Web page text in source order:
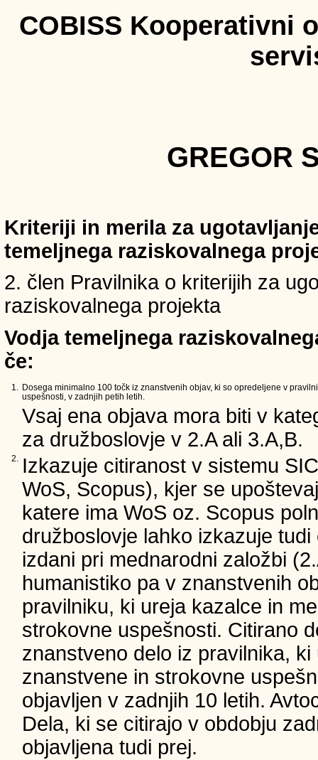
COBISS Kooperativni
GREGOR
Kriteriji in merila za
temeljnega raziskovalnega
2. člen Pravilnika o kriterijih za
raziskovalnega projekta
Vodja temeljnega
če:
1. Dosega minimalno 100 točk iz znanstvenih objav, ki so opredeljene v
uspešnosti, v zadnjih petih letih.
Vsaj ena objava mora biti v
za družboslovje v 2.A ali 3.A,B.
2. Izkazuje citiranost v sistemu
WoS, Scopus), kjer se
katere ima WoS oz. Scopus
družboslovje lahko izkazuje
izdani pri mednarodni založbi
humanistiko pa v znanstvenih
pravilniku, ki ureja kazalce in
strokovne uspešnosti. Citirano
znanstveno delo iz pravilnika,
znanstvene in strokovne
objavljen v zadnjih 10 letih.
Dela, ki se citirajo v obdobju
objavljena tudi prej.